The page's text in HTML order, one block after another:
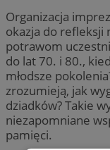
Organizacja
okazja do refleksji
potrawom
do lat 70. i 80.,
młodsze
zrozumieją, jak
dziadków? Takie
niezapomniane
pamięci.